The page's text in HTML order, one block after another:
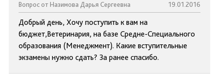
Вопрос от Назимова Дарья Сергеевна 19.01.2016
Добрый день, Хочу поступить к вам на
бюджет,Ветеринария, на базе Средне-Специального
образования (Менеджмент). Какие вступительные
экзамены нужно сдать? За ранее спасибо.